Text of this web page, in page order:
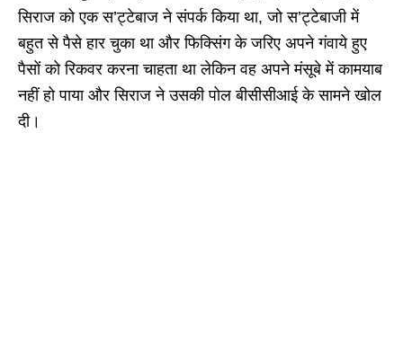
सिराज को एक स’ट्टेबाज ने संपर्क किया था, जो स’ट्टेबाजी में
बहुत से पैसे हार चुका था और फिक्सिंग के जरिए अपने गंवाये हुए
पैसों को रिकवर करना चाहता था लेकिन वह अपने मंसूबे में कामयाब
नहीं हो पाया और सिराज ने उसकी पोल बीसीसीआई के सामने खोल
दी।